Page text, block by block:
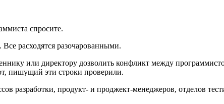
спросите.
расходятся разочарованными.
или директору дозволить конфликт между
пишущий эти строки проверили.
разработки, продукт- и проджект-менеджеров, отделов